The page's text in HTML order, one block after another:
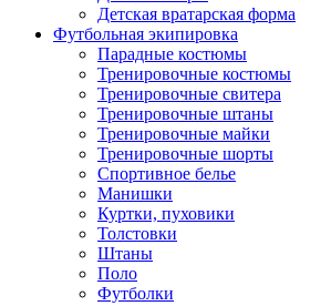
Детская вратарская форма
Футбольная экипировка
Парадные костюмы
Тренировочные костюмы
Тренировочные свитера
Тренировочные штаны
Тренировочные майки
Тренировочные шорты
Спортивное белье
Манишки
Куртки, пуховики
Толстовки
Штаны
Поло
Футболки